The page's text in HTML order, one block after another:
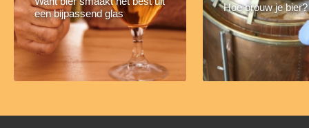
een bijpassend glas
Hoe brouw je bier?